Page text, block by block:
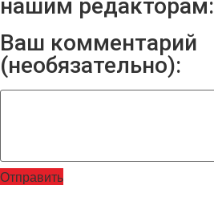
нашим редакторам:
Ваш комментарий
(необязательно):
Отправить